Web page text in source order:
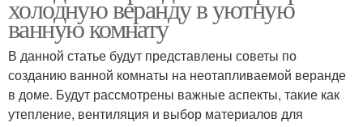
холодную веранду в уютную
ванную комнату
В данной статье будут представлены советы по
созданию ванной комнаты на неотапливаемой веранде
в доме. Будут рассмотрены важные аспекты, такие как
утепление, вентиляция и выбор материалов для